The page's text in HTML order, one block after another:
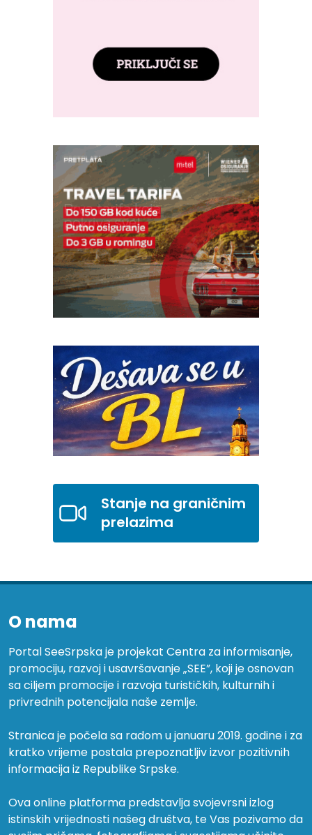
Stanje na graničnim
prelazima
O nama
Portal SeeSrpska je projekat Centra za informisanje,
promociju, razvoj i usavršavanje „SEE”, koji je osnovan
sa ciljem promocije i razvoja turističkih, kulturnih i
privrednih potencijala naše zemlje.
Stranica je počela sa radom u januaru 2019. godine i za
kratko vrijeme postala prepoznatljiv izvor pozitivnih
informacija iz Republike Srpske.
Ova online platforma predstavlja svojevrsni izlog
istinskih vrijednosti našeg društva, te Vas pozivamo da